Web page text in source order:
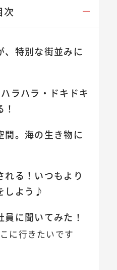
次
、特別な街並みに
ラハラ・ドキドキ
間。海の生き物に
れる！いつもより
しよう♪
員に聞いてみた！
に行きたいです